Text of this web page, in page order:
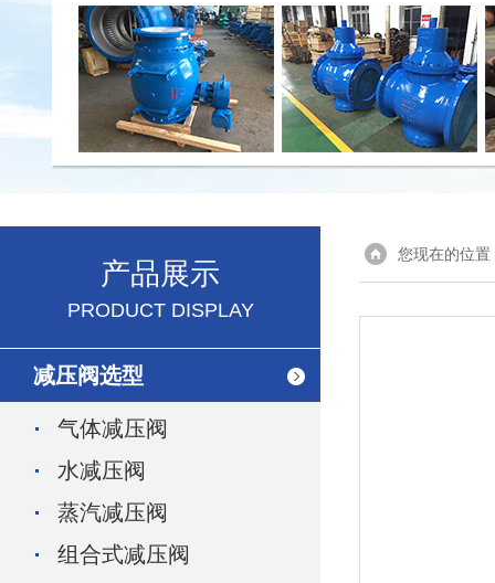
产品展示
PRODUCT DISPLAY
减压阀选型
气体减压阀
水减压阀
蒸汽减压阀
组合式减压阀
您现在的位置